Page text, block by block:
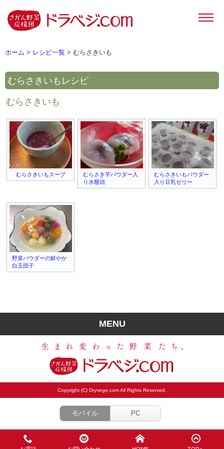
ホーム > レシピ一覧 > むらさきいも
むらさきいも レシピ
むらさきいも
むらさきいもスープ
むらさき芋パウダー入
り水饅頭
むらさきいもパウダー
入り豆乳ゼリー
野菜パウダーの鮮やか
白玉団子
MENU
Copyright (C) Dryvege.com All Rights Reserved.
モバイル PC